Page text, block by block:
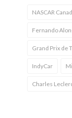
NASCAR
Fernando
Grand Prix de
IndyCar
Charles